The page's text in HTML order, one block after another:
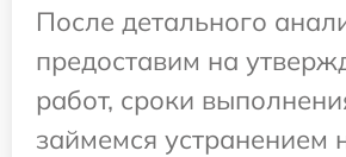
После детального
предоставим на
работ, сроки
займемся устранением